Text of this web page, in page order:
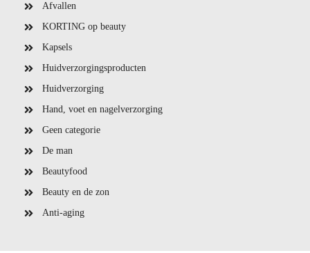
Afvallen
KORTING op beauty
Kapsels
Huidverzorgingsproducten
Huidverzorging
Hand, voet en nagelverzorging
Geen categorie
De man
Beautyfood
Beauty en de zon
Anti-aging